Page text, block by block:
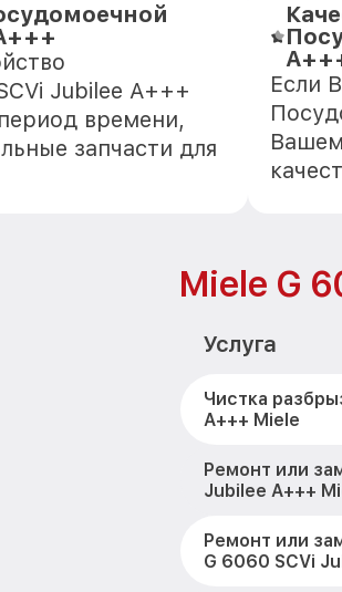
Jubilee A+++
времени,
запчасти для
Если
Miele G
Услуга
Чистка
A+++ Miele
Ремонт или
Jubilee A+++
Ремонт или
G 6060 SCVi